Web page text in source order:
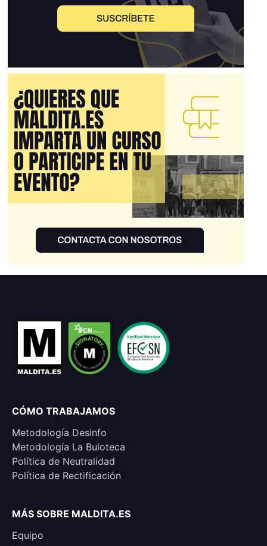
CÓMO TRABAJAMOS
Metodología Desinfo
Metodología La Buloteca
Política de Neutralidad
Política de Rectificación
MÁS SOBRE MALDITA.ES
Equipo